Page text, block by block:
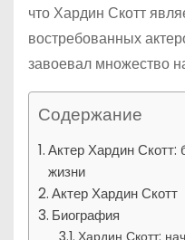
что Хардин Скотт
востребованных
завоевал множество
Содержание
Актер Хардин Скотт:
жизни
Актер Хардин Скотт
Биография
Хардин Скотт: